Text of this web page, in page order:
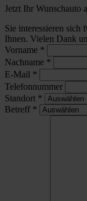
Jetzt Ihr Wunschauto
Sie interessieren
Ihnen. Vielen Dank
Vorname *
Nachname *
E-Mail *
Telefonnummer
Standort *
Betreff *